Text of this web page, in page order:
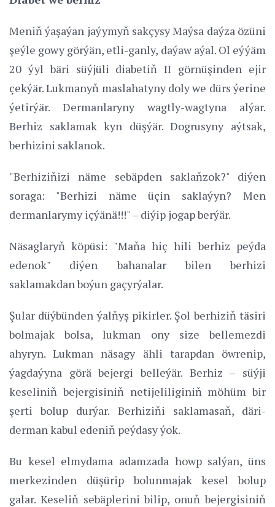
Meniň ýaşaýan jaýymyň sakçysy Maýsa daýza özüni
şeýle gowy görýän, etli-ganly, daýaw aýal. Ol eýýäm
20 ýyl bäri süýjüli diabetiň II görnüşinden ejir
çekýär. Lukmanyň maslahatyny doly we dürs ýerine
ýetirýär. Dermanlaryny wagtly-wagtyna alýar.
Berhiz saklamak kyn düşýär. Dogrusyny aýtsak,
berhizini saklanok.
"Berhiziňizi näme sebäpden saklaňzok?" diýen
soraga: "Berhizi näme üçin saklaýyn? Men
dermanlarymy içýänä!!!" – diýip jogap berýär.
Näsaglaryň köpüsi: "Maňa hiç hili berhiz peýda
edenok" diýen bahanalar bilen berhizi
saklamakdan boýun gaçyrýalar.
Şular düýbünden ýalňyş pikirler. Şol berhiziň täsiri
bolmajak bolsa, lukman ony size bellemezdi
ahyryn. Lukman näsagy ähli tarapdan öwrenip,
ýagdaýyna görä bejergi belleýär. Berhiz – süýji
keseliniň bejergisiniň netijeliliginiň möhüm bir
şerti bolup durýar. Berhiziňi saklamasaň, däri-
derman kabul edeniň peýdasy ýok.
Bu kesel elmydama adamzada howp salýan, üns
merkezinden düşürip bolunmajak kesel bolup
galar. Keseliň sebäplerini bilip, onuň bejergisiniň